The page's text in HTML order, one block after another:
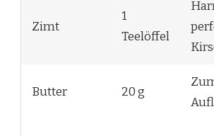
Zimt
1
Teelöffel
Butter 20 g